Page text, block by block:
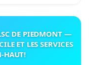
DE PIEDMONT —
ET LES SERVICES
HAUT!